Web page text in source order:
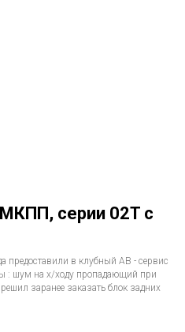
серии 02T с
предоставили в клубный АВ - сервис
: шум на х/ходу пропадающий при
заранее заказать блок задних